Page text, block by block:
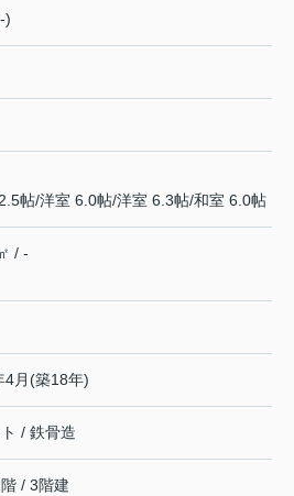
)
帖/洋室 6.0帖/洋室 6.3帖/和室 6.0帖
/ -
4月(築18年)
/ 鉄骨造
/ 3階建